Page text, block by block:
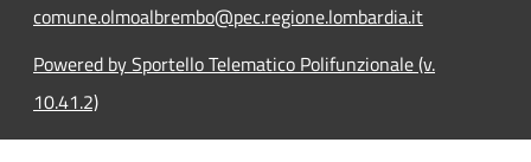
comune.olmoalbrembo@pec.regione.lombardia.it
Powered by Sportello Telematico Polifunzionale (v.
10.41.2)